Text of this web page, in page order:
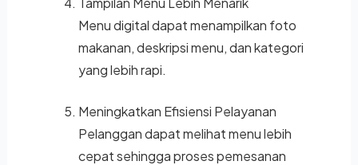
Menu digital dapat menampilkan foto
makanan, deskripsi menu, dan kategori
yang lebih rapi.
Meningkatkan Efisiensi Pelayanan
Pelanggan dapat melihat menu lebih
cepat sehingga proses pemesanan